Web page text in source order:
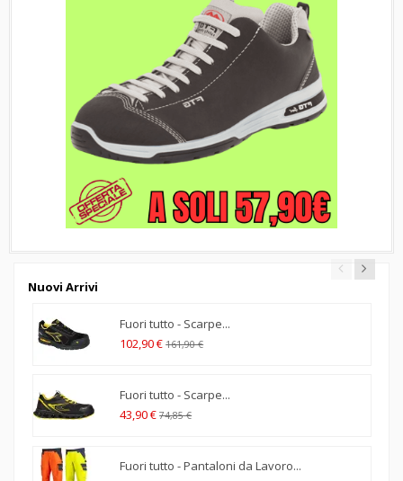
Nuovi Arrivi
Fuori tutto - Scarpe...
102,90 € 161,90 €
Fuori tutto - Scarpe...
43,90 € 74,85 €
Fuori tutto - Pantaloni da Lavoro...